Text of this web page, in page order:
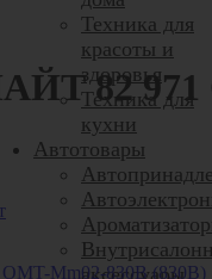
Техника для
красоты и
здоровья
Техника для
кухни
Автотовары
аксессуары
82 971